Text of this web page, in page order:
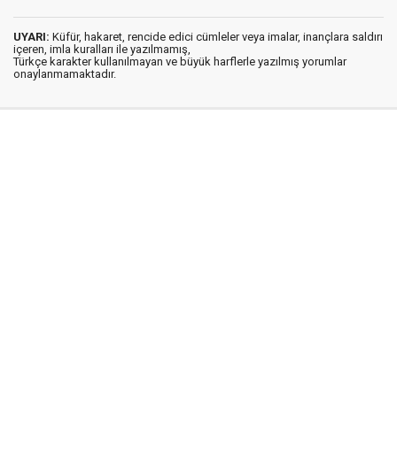
UYARI: Küfür, hakaret, rencide edici cümleler veya imalar, inançlara saldırı
içeren, imla kuralları ile yazılmamış,
Türkçe karakter kullanılmayan ve büyük harflerle yazılmış yorumlar
onaylanmamaktadır.